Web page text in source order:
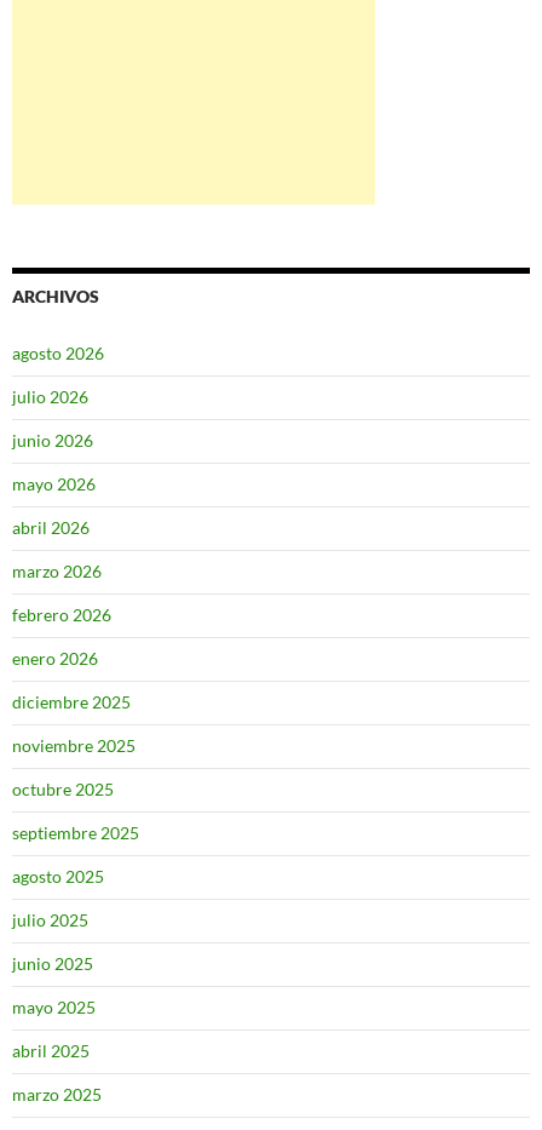
ARCHIVOS
agosto 2026
julio 2026
junio 2026
mayo 2026
abril 2026
marzo 2026
febrero 2026
enero 2026
diciembre 2025
noviembre 2025
octubre 2025
septiembre 2025
agosto 2025
julio 2025
junio 2025
mayo 2025
abril 2025
marzo 2025